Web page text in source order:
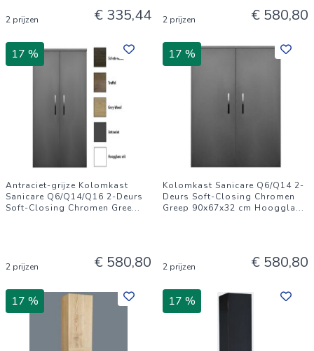
2 prijzen € 335,44 2 prijzen € 580,80
17 %
Antraciet-grijze Kolomkast
Sanicare Q6/Q14/Q16 2-Deurs
Soft-Closing Chromen Gree...
2 prijzen € 580,80
17 %
Kolomkast Sanicare Q6/Q14 2-
Deurs Soft-Closing Chromen
Greep 90x67x32 cm Hooggla...
2 prijzen € 580,80
17 % 17 %